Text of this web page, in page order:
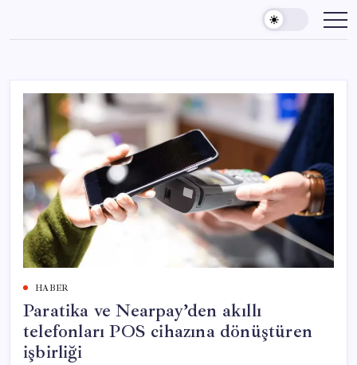
content
HABER
Paratika ve Nearpay’den akıllı
telefonları POS cihazına dönüştüren
işbirliği